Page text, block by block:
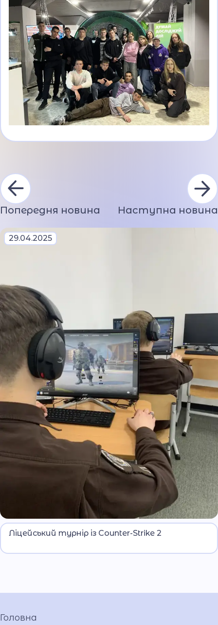
Попередня новина Наступна новина
29.04.2025
Попереду товариська гра з Дніпровським
ліцеєм МВС.
Ліцейський турнір із Counter-Strike 2
Головна